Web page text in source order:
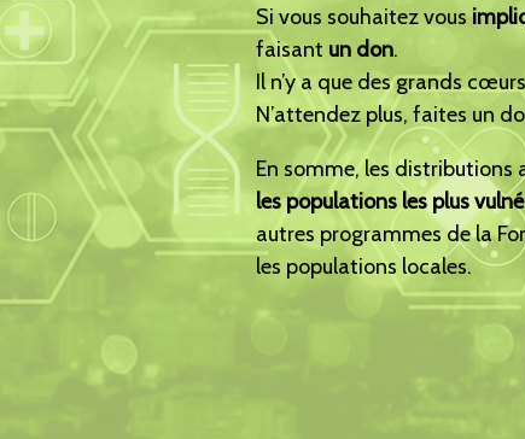
Si vous souhaitez vous
faisant un don.
Il n’y a que des grands
N’attendez plus, faites un
En somme, les
les populations les plus
autres programmes de la
les populations locales.